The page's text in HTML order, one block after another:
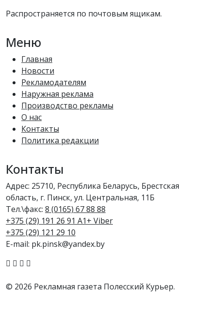
Распространяется по почтовым ящикам.
Меню
Главная
Новости
Рекламодателям
Наружная реклама
Производство рекламы
О нас
Контакты
Политика редакции
Контакты
Адрес: 25710, Республика Беларусь, Брестская
область, г. Пинск, ул. Центральная, 11Б
Тел.\факс: 8 (0165) 67 88 88
+375 (29) 191 26 91 A1+ Viber
+375 (29) 121 29 10
E-mail: pk.pinsk@yandex.by
© 2026 Рекламная газета Полесский Курьер.